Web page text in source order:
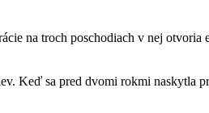
na troch poschodiach v nej otvoria
Keď sa pred dvomi rokmi naskytla